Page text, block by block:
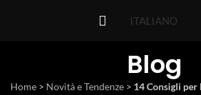
ITALIANO
Blog
Home > Novità e Tendenze > 14 Consigli